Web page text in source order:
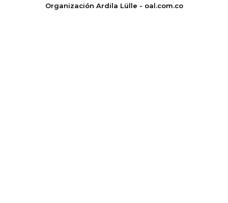
Organización Ardila Lülle - oal.com.co